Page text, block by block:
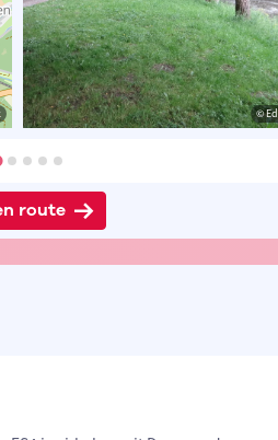
© Eddy &
©
route